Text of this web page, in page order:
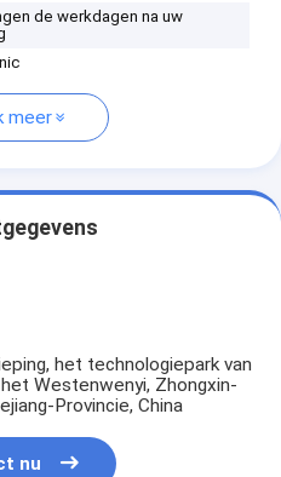
de werkdagen na uw
meer
het technologiepark van
Westenwenyi, Zhongxin-
Provincie, China
nu